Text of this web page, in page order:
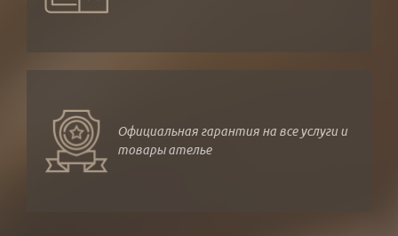
Официальная гарантия на все услуги и
товары ателье